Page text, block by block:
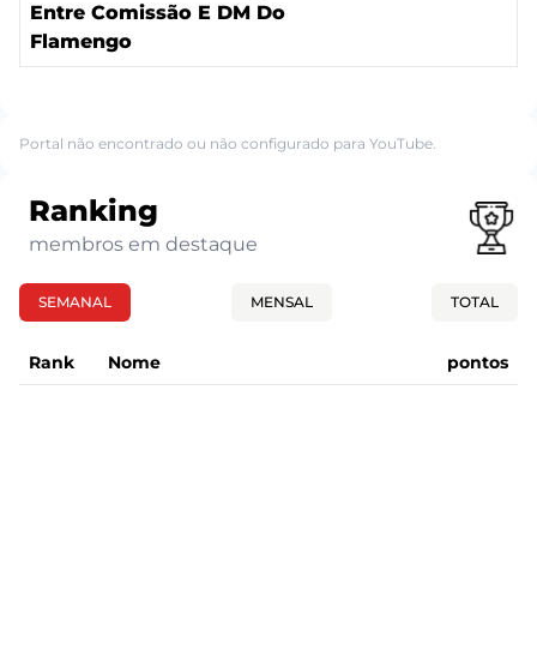
Entre Comissão E DM Do
Flamengo
Portal não encontrado ou não configurado para YouTube.
Ranking
membros em destaque
SEMANAL MENSAL TOTAL
Rank Nome pontos